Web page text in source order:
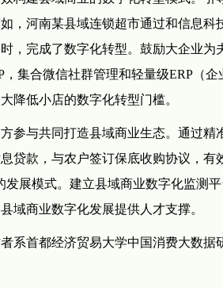
，河南某县域连锁超市通过和信息科
，完成了数字化转型。鼓励大企业为
，集合微信社群管理和轻量级ERP（
降低小店的数字化转型门槛。
参与共同打造县域商业生态。通过精
贷款，与农户签订保底收购协议，
发展模式。建立县域商业数字化监测
域商业数字化发展提供人才支撑。
系首都经济贸易大学中国消费大数据